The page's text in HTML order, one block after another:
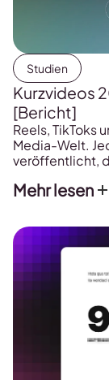
Studien
Kurzvideos
[Bericht]
Reels, TikToks
Media-Welt.
veröffentlicht,
wirklich? Um
entwickeln und
[…]
Mehr lesen